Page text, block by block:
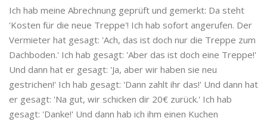
Ich hab meine Abrechnung geprüft und gemerkt: Da steht
'Kosten für die neue Treppe'! Ich hab sofort angerufen. Der
Vermieter hat gesagt: 'Ach, das ist doch nur die Treppe zum
Dachboden.' Ich hab gesagt: 'Aber das ist doch eine Treppe!'
Und dann hat er gesagt: 'Ja, aber wir haben sie neu
gestrichen!' Ich hab gesagt: 'Dann zahlt ihr das!' Und dann hat
er gesagt: 'Na gut, wir schicken dir 20€ zurück.' Ich hab
gesagt: 'Danke!' Und dann hab ich ihm einen Kuchen